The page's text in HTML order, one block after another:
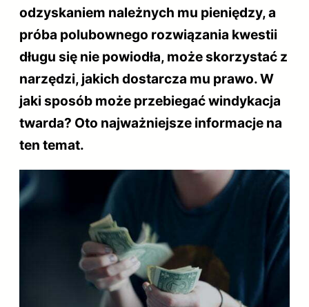
odzyskaniem należnych mu pieniędzy, a
próba polubownego rozwiązania kwestii
długu się nie powiodła, może skorzystać z
narzędzi, jakich dostarcza mu prawo. W
jaki sposób może przebiegać windykacja
twarda? Oto najważniejsze informacje na
ten temat.